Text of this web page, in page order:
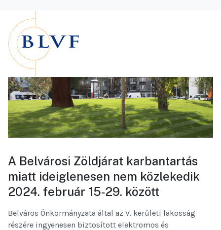
A Belvárosi Zöldjárat karbantartás
miatt ideiglenesen nem közlekedik
2024. február 15-29. között
Belváros Önkormányzata által az V. kerületi lakosság
részére ingyenesen biztosított elektromos és